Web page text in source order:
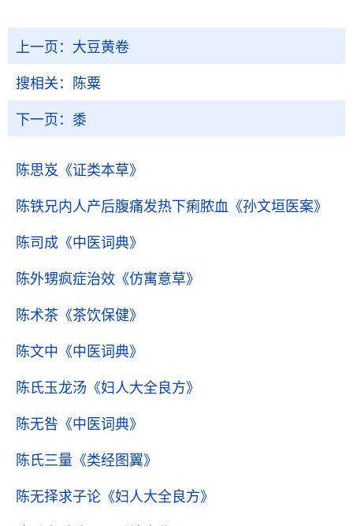
上一页： 大豆黄卷
搜相关： 陈粟
下一页： 黍
陈思岌 《证类本草》
陈铁兄内人产后腹痛发热下痢脓血 《孙文垣医案》
陈司成 《中医词典》
陈外甥疯症治效 《仿寓意草》
陈术茶 《茶饮保健》
陈文中 《中医词典》
陈氏玉龙汤 《妇人大全良方》
陈无咎 《中医词典》
陈氏三量 《类经图翼》
陈无择求子论 《妇人大全良方》